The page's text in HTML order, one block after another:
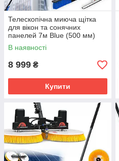
Телескопічна миюча щітка
для вікон та сонячних
панелей 7м Blue (500 мм)
В наявності
8 999 ₴
Купити